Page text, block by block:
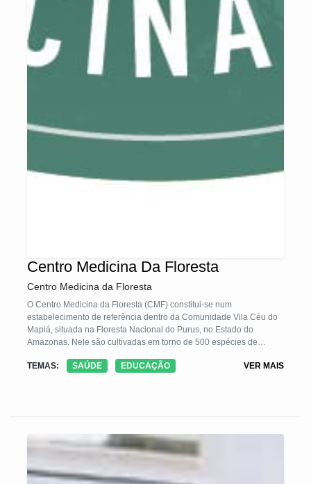
Centro Medicina Da Floresta
Centro Medicina da Floresta
O Centro Medicina da Floresta (CMF) constitui-se num
estabelecimento de referência dentro da Comunidade Vila Céu do
Mapiá, situada na Floresta Nacional do Purus, no Estado do
Amazonas. Nele são cultivadas em torno de 500 espécies de
medicamentos fitoterápicos destinados à comunidade local e a
dos povos da região, o CMF tem a educação como eixo transversal
TEMAS: SAÚDE EDUCAÇÃO VER MAIS